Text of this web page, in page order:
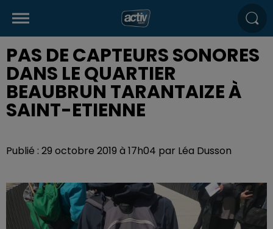
PAS DE CAPTEURS SONORES
DANS LE QUARTIER
BEAUBRUN TARANTAIZE À
SAINT-ETIENNE
Publié : 29 octobre 2019 à 17h04 par Léa Dusson